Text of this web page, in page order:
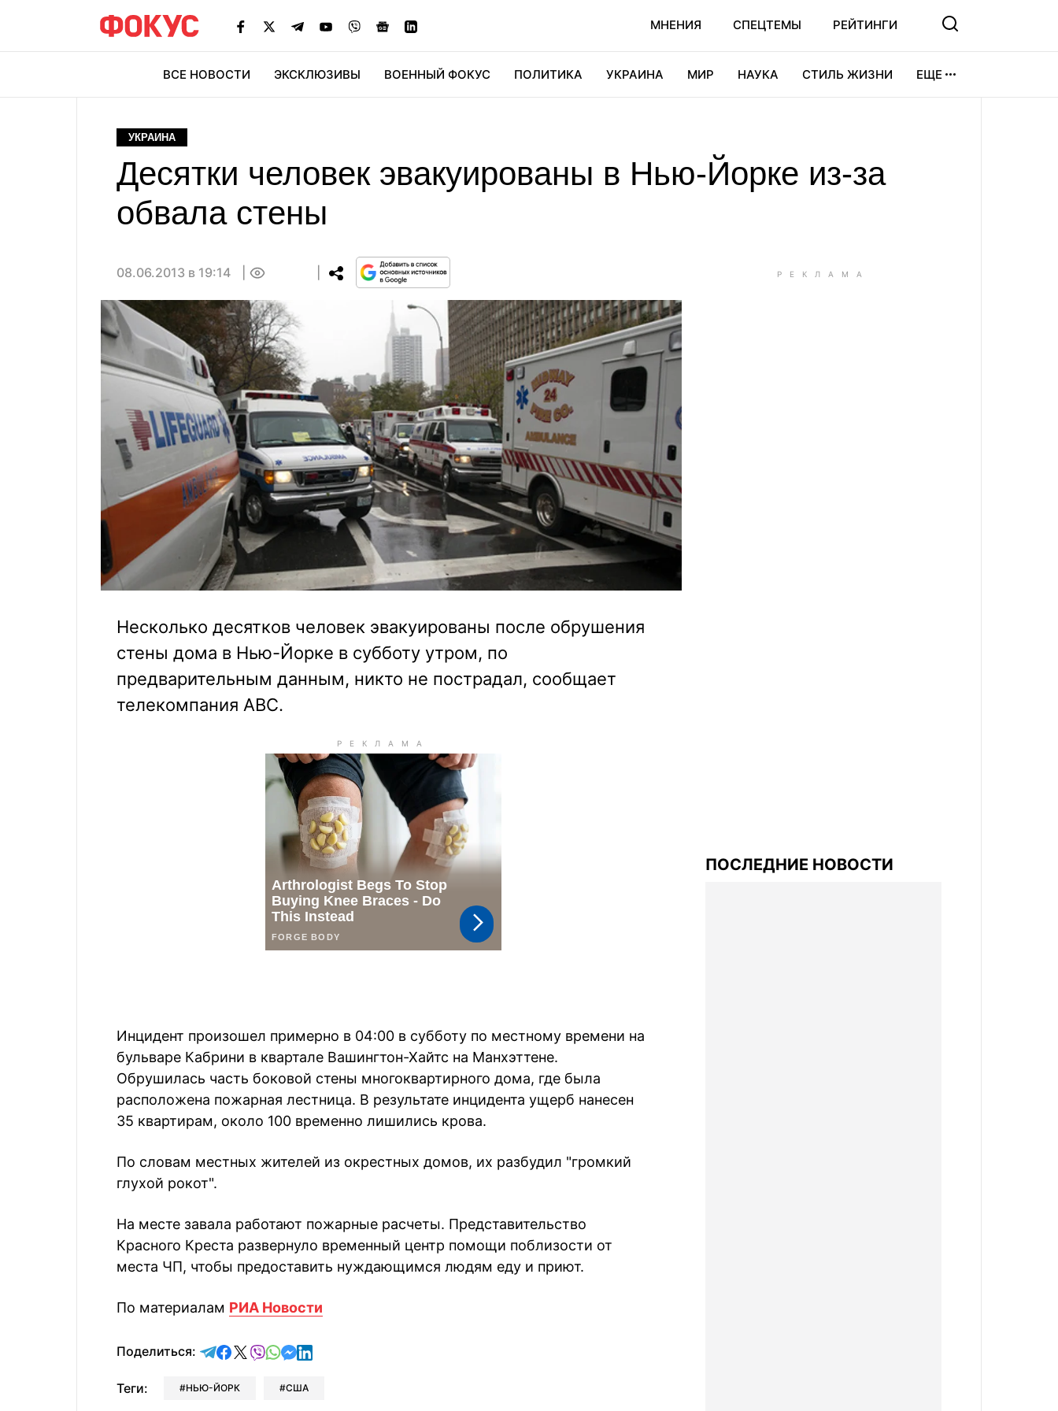
МНЕНИЯ СПЕЦТЕМЫ РЕЙТИНГИ
ВСЕ НОВОСТИ ЭКСКЛЮЗИВЫ ВОЕННЫЙ ФОКУС ПОЛИТИКА УКРАИНА МИР НАУКА СТИЛЬ ЖИЗНИ ЕЩЕ
УКРАИНА
Десятки человек эвакуированы в Нью-Йорке из-за
обвала стены
08.06.2013 в 19:14
Несколько десятков человек эвакуированы после обрушения
стены дома в Нью-Йорке в субботу утром, по
предварительным данным, никто не пострадал, сообщает
телекомпания ABC.
Инцидент произошел примерно в 04:00 в субботу по местному времени на
бульваре Кабрини в квартале Вашингтон-Хайтс на Манхэттене.
Обрушилась часть боковой стены многоквартирного дома, где была
расположена пожарная лестница. В результате инцидента ущерб нанесен
35 квартирам, около 100 временно лишились крова.
По словам местных жителей из окрестных домов, их разбудил "громкий
глухой рокот".
На месте завала работают пожарные расчеты. Представительство
Красного Креста развернуло временный центр помощи поблизости от
места ЧП, чтобы предоставить нуждающимся людям еду и приют.
По материалам РИА Новости
Поделиться: отправить в Telegram
поделиться в Facebook
поделиться в X
отправить в Viber
отправить в Whatsapp
отправить в Messenger
отправить в LinkedIn
Теги: НЬЮ-ЙОРК США
ПОСЛЕДНИЕ НОВОСТИ